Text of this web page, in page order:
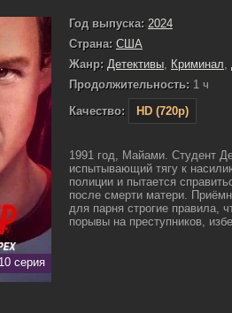
серия
Год выпуска: 2024
Страна: США
Жанр: Детективы, Криминал,
Продолжительность: 1 ч
Качество:
HD (720p)
1991 год, Майами. Студент
испытывающий тягу к
полиции и пытается
после смерти матери.
для парня строгие правила,
порывы на преступников,